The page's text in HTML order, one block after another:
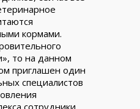
кормами.
то на данном
приглашен один
специалистов
сотрудники